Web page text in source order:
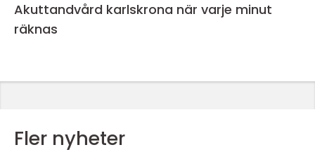
Akuttandvård karlskrona när varje minut
räknas
Fler nyheter